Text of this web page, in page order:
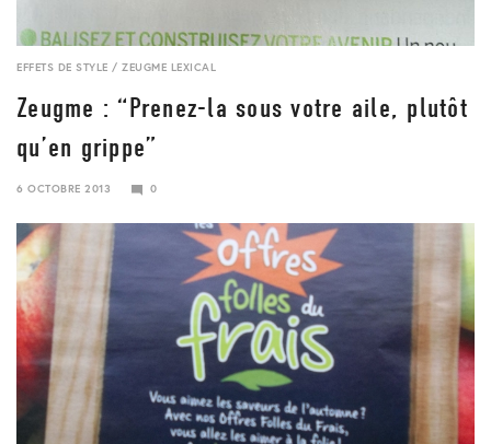
EFFETS DE STYLE / ZEUGME LEXICAL
Zeugme : “Prenez-la sous votre aile, plutôt
qu’en grippe”
6 OCTOBRE 2013
JANVIER
2018
0